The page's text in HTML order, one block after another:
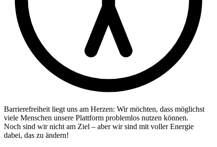
Barrierefreiheit liegt uns am Herzen: Wir möchten, dass möglichst
viele Menschen unsere Plattform problemlos nutzen können.
Noch sind wir nicht am Ziel – aber wir sind mit voller Energie
dabei, das zu ändern!